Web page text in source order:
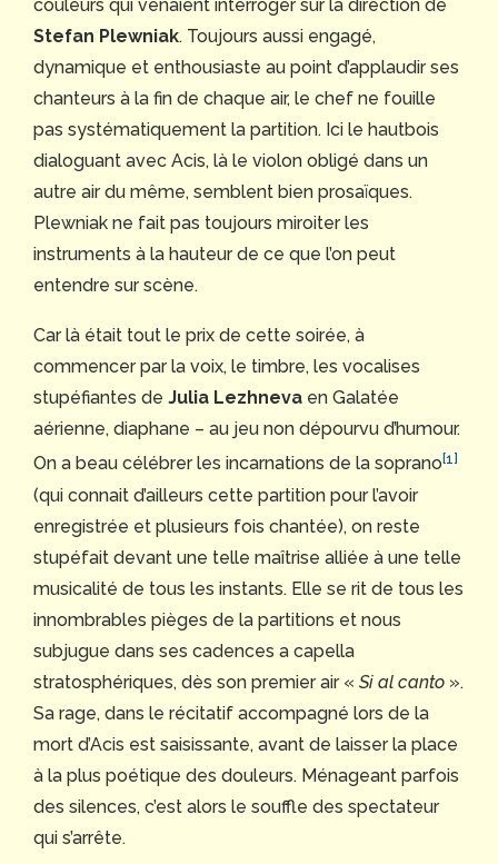
couleurs qui venaient interroger sur la direction de
Stefan Plewniak. Toujours aussi engagé,
dynamique et enthousiaste au point d’applaudir ses
chanteurs à la fin de chaque air, le chef ne fouille
pas systématiquement la partition. Ici le hautbois
dialoguant avec Acis, là le violon obligé dans un
autre air du même, semblent bien prosaïques.
Plewniak ne fait pas toujours miroiter les
instruments à la hauteur de ce que l’on peut
entendre sur scène.
Car là était tout le prix de cette soirée, à
commencer par la voix, le timbre, les vocalises
stupéfiantes de Julia Lezhneva en Galatée
aérienne, diaphane – au jeu non dépourvu d’humour.
On a beau célébrer les incarnations de la soprano[1]
(qui connait d’ailleurs cette partition pour l’avoir
enregistrée et plusieurs fois chantée), on reste
stupéfait devant une telle maîtrise alliée à une telle
musicalité de tous les instants. Elle se rit de tous les
innombrables pièges de la partitions et nous
subjugue dans ses cadences a capella
stratosphériques, dès son premier air « Si al canto ».
Sa rage, dans le récitatif accompagné lors de la
mort d’Acis est saisissante, avant de laisser la place
à la plus poétique des douleurs. Ménageant parfois
des silences, c’est alors le souffle des spectateur
qui s’arrête.